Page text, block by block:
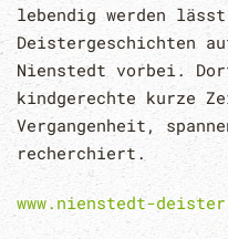
lebendig werden
Deistergeschichten
Nienstedt vorbei.
kindgerechte kurze
Vergangenheit,
recherchiert.
www.nienstedt-